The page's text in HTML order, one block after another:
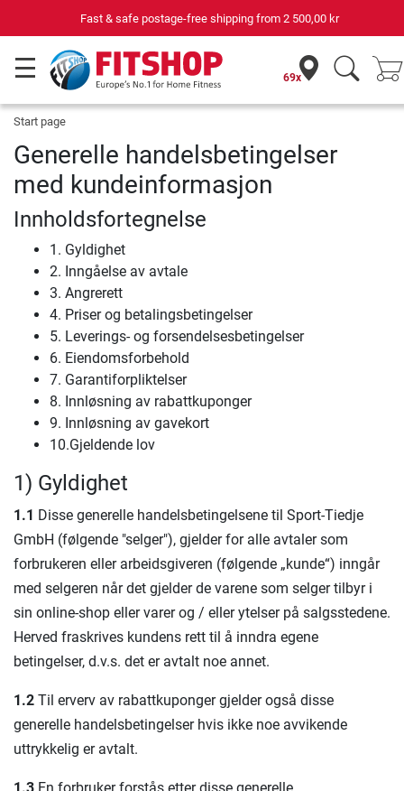
Fast & safe postage-free shipping from 2 500,00 kr
69x
Start page
Generelle handelsbetingelser
med kundeinformasjon
Innholdsfortegnelse
1. Gyldighet
2. Inngåelse av avtale
3. Angrerett
4. Priser og betalingsbetingelser
5. Leverings- og forsendelsesbetingelser
6. Eiendomsforbehold
7. Garantiforpliktelser
8. Innløsning av rabattkuponger
9. Innløsning av gavekort
10.Gjeldende lov
1) Gyldighet
1.1 Disse generelle handelsbetingelsene til Sport-Tiedje
GmbH (følgende "selger"), gjelder for alle avtaler som
forbrukeren eller arbeidsgiveren (følgende „kunde“) inngår
med selgeren når det gjelder de varene som selger tilbyr i
sin online-shop eller varer og / eller ytelser på salgsstedene.
Herved fraskrives kundens rett til å inndra egene
betingelser, d.v.s. det er avtalt noe annet.
1.2 Til erverv av rabattkuponger gjelder også disse
generelle handelsbetingelser hvis ikke noe avvikende
uttrykkelig er avtalt.